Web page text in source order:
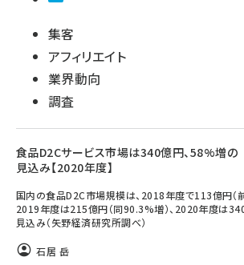
集客
アフィリエイト
業界動向
調査
食品D2Cサービス市場は340億円、58%増の
見込み【2020年度】
国内の食品D2C市場規模は、2018年度で113億円（
2019年度は215億円（同90.3%増）、2020年度は
見込み（矢野経済研究所調べ）
石居 岳